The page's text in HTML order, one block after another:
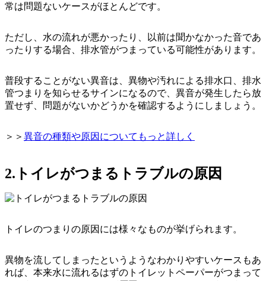
常は問題ないケースがほとんどです。
ただし、水の流れが悪かったり、以前は聞かなかった音であ
ったりする場合、排水管がつまっている可能性があります。
普段することがない異音は、異物や汚れによる排水口、排水
管つまりを知らせるサインになるので、 異音が発生したら放
置せず、問題がないかどうかを確認する ようにしましょう。
＞＞ 異音の種類や原因についてもっと詳しく
2.トイレがつまるトラブルの原因
トイレのつまりの原因には様々なものが挙げられます。
異物を流してしまったというようなわかりやすいケースもあ
れば、本来水に流れるはずのトイレットペーパーがつまって